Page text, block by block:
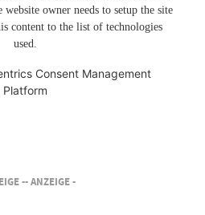
owner needs to setup the site
content to the list of technologies
used.
Consent Management
Platform
-- ANZEIGE -